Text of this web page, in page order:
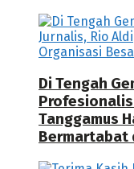
Di Tengah
Tanggamus
Bermartabat